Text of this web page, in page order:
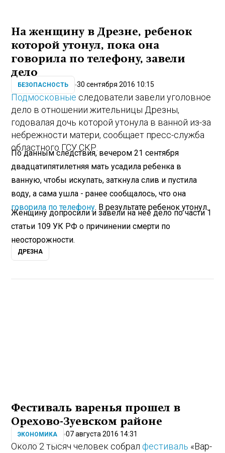
На женщину в Дрезне, ребенок
которой утонул, пока она
говорила по телефону, завели
дело
БЕЗОПАСНОСТЬ 30 сентября 2016 10:15
Подмосковные следователи завели уголовное
дело в отношении жительницы Дрезны,
годовалая дочь которой утонула в ванной из-за
небрежности матери, сообщает пресс-служба
областного ГСУ СКР.
По данным следствия, вечером 21 сентября
двадцатипятилетняя мать усадила ребенка в
ванную, чтобы искупать, заткнула слив и пустила
воду, а сама ушла - ранее сообщалось, что она
говорила по телефону. В результате ребенок утонул.
Женщину допросили и завели на нее дело по части 1
статьи 109 УК РФ о причинении смерти по
неосторожности.
ДРЕЗНА
Фестиваль варенья прошел в
Орехово-Зуевском районе
ЭКОНОМИКА 07 августа 2016 14:31
Около 2 тысяч человек собрал фестиваль «Вар-